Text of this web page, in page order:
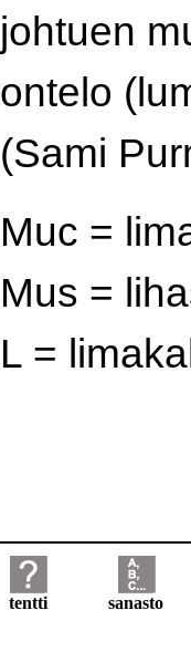
johtuen
ontelo
(Sami
Muc =
Mus =
L =
tentti
sanasto